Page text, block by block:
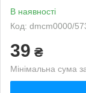
В наявності
Код: dmcm0000/
39 ₴
Мінімальна сума